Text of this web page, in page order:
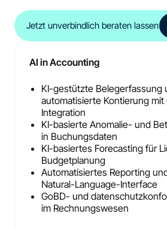
Jetzt unverbindlich beraten lassen
AI in Accounting
KI-gestützte Belegerfassung
automatisierte Kontierung mit
Integration
KI-basierte Anomalie- und
in Buchungsdaten
KI-basiertes Forecasting für
Budgetplanung
Automatisiertes Reporting
Natural-Language-Interface
GoBD- und
im Rechnungswesen